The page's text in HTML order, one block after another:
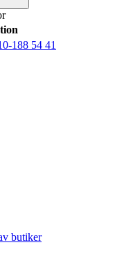
188 54 41
butiker